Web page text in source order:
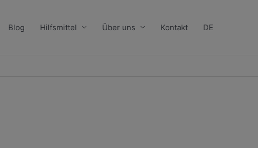
Blog Hilfsmittel Über uns Kontakt DE